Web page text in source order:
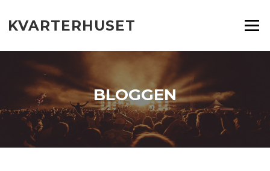
indhold
KVARTERHUSET Menu
BLOGGEN